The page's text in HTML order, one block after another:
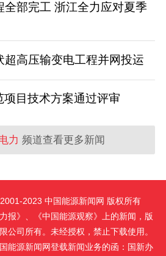
部完工 浙江全力应对夏季
高压输变电工程并网投运
目技术方案通过评审
力 频道查看更多新闻
2023 中国能源新闻网 版权所有
报》、《中国能源观察》上的新闻，版
公司所有。未经授权，禁止下载使用。
能源新闻网登载新闻业务的函：国新办